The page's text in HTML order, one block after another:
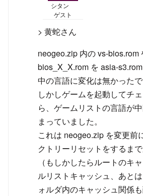
シタン
ゲスト
> 黄蛇さん
neogeo.zip 内の vs-bios.rom
bios_X_X.rom を asia-
中の言語に変化は無かったで
しかしゲームを起動してチ
ら、ゲームリストの言語が
まっていました。
これは neogeo.zip を変更前
クトリーリセットをするまで
（もしかしたらルートのキ
ルリストキャッシュ、あと
ォルダ内のキャッシュ関係